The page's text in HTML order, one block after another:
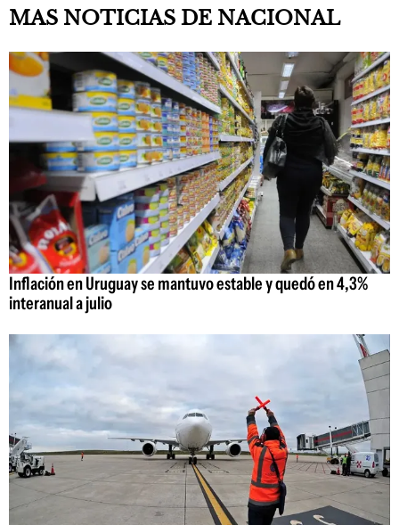
MAS NOTICIAS DE NACIONAL
Inflación en Uruguay se mantuvo estable y quedó en 4,3%
interanual a julio